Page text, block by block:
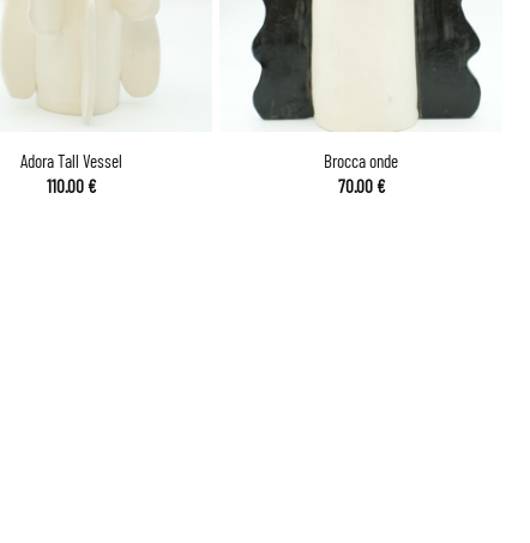
Adora Tall Vessel
110.00€
Brocca onde
70.00€